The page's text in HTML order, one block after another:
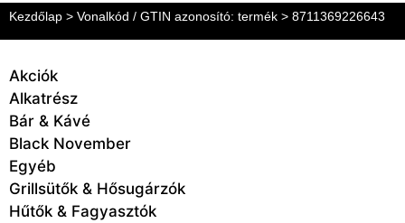
Kezdőlap > Vonalkód / GTIN azonosító: termék > 8711369226643
Akciók
Alkatrész
Bár & Kávé
Black November
Egyéb
Grillsütők & Hősugárzók
Hűtők & Fagyasztók